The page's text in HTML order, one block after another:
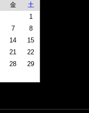
金
土
1
7
8
14
15
21
22
28
29